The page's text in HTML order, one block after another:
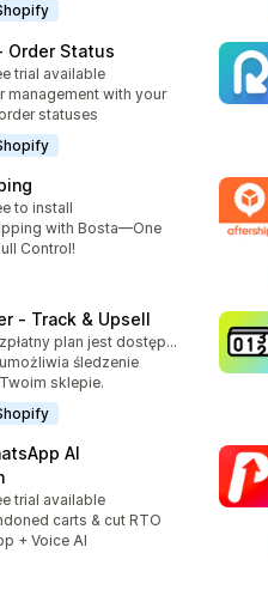
Order Status
recenzji: 80
trial available
management with your
statuses
24
to install
with Bosta—One
Control!
‑ Track & Upsell
recenzji: 46
Bezpłatny plan jest dostępny
śledzenie
sklepie.
AI
recenzji: 23
trial available
carts & cut RTO
+ Voice AI